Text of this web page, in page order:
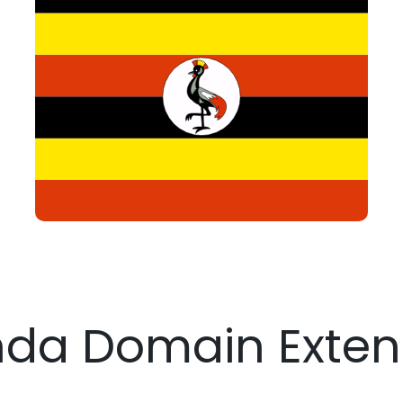
Domain